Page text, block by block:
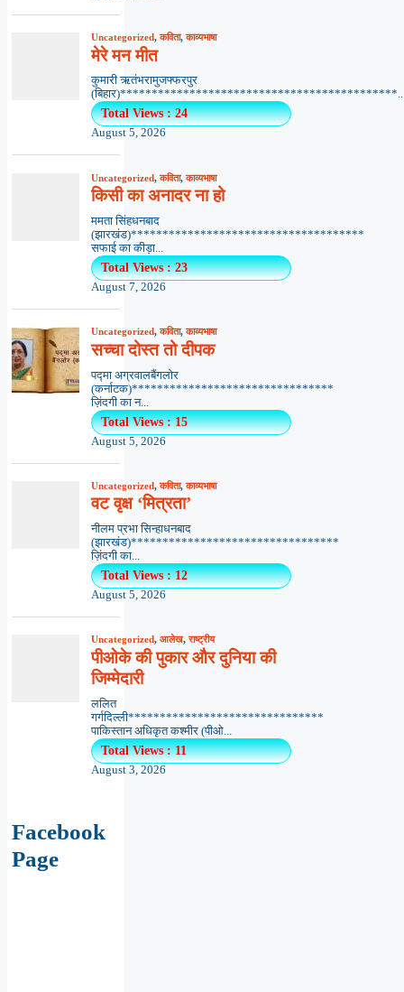
Uncategorized,कविता,काव्यभाषा
मेरे मन मीत
कुमारी ऋतंभरामुजफ्फरपुर
Total Views : 24
August 5, 2026
Uncategorized,कविता,काव्यभाषा
किसी का अनादर ना हो
ममता सिंहधनबाद
(झारखंड)*************************************
सफाई का कीड़ा...
Total Views : 23
August 7, 2026
Uncategorized,कविता,काव्यभाषा
सच्चा दोस्त तो दीपक
पद्मा अग्रवालबैंगलोर
(कर्नाटक)********************************
ज़िंदगी का न...
Total Views : 15
August 5, 2026
Uncategorized,कविता,काव्यभाषा
वट वृक्ष ‘मित्रता’
नीलम प्रभा सिन्हाधनबाद
(झारखंड)*********************************
ज़िंदगी का...
Total Views : 12
August 5, 2026
Uncategorized, आलेख,राष्ट्रीय
पीओके की पुकार और दुनिया की
जिम्मेदारी
ललित
गर्गदिल्ली*******************************
पाकिस्तान अधिकृत कश्मीर (पीओ...
Total Views : 11
August 3, 2026
Facebook
Page